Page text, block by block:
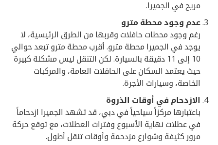
مريح في الجميرا.
عدم وجود محطة مترو
رغم وجود محطات حافلات وقربها من الطرق الرئيسية، لا
يوجد في الجميرا محطة مترو. أقرب محطة مترو تبعد حوالي
10 إلى 11 دقيقة بالسيارة. لكن التنقل ليس مشكلة كبيرة
حيث يعتمد السكان على الحافلات العامة، والمركبات
الخاصة، وسيارات الأجرة.
الازدحام في أوقات الذروة
باعتبارها مركزاً سياحياً في دبي، قد تشهد الجميرا ازدحاماً
في عطلات نهاية الأسبوع وفترات العطلات، مع توقع حركة
مرور كثيفة وشوارع مزدحمة وأوقات تنقل أطول.